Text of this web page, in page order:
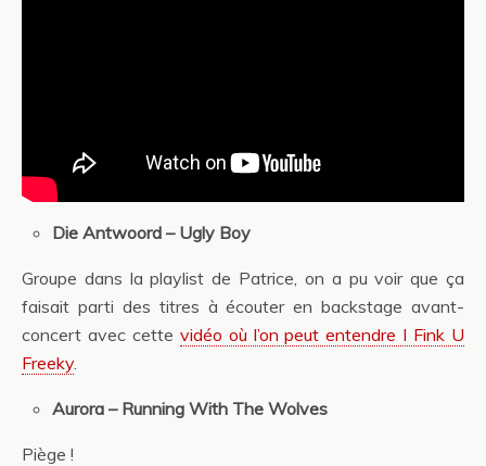
Die Antwoord – Ugly Boy
Groupe dans la playlist de Patrice, on a pu voir que ça
faisait parti des titres à écouter en backstage avant-
concert avec cette vidéo où l’on peut entendre I Fink U
Freeky.
Aurora – Running With The Wolves
Piège !